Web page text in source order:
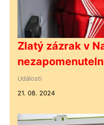
Zlatý zázrak v
Události
21. 08. 2024